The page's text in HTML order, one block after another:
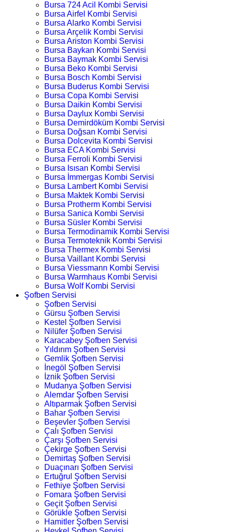
Bursa 724 Acil Kombi Servisi
Bursa Airfel Kombi Servisi
Bursa Alarko Kombi Servisi
Bursa Arçelik Kombi Servisi
Bursa Ariston Kombi Servisi
Bursa Baykan Kombi Servisi
Bursa Baymak Kombi Servisi
Bursa Beko Kombi Servisi
Bursa Bosch Kombi Servisi
Bursa Buderus Kombi Servisi
Bursa Copa Kombi Servisi
Bursa Daikin Kombi Servisi
Bursa Daylux Kombi Servisi
Bursa Demirdöküm Kombi Servisi
Bursa Doğsan Kombi Servisi
Bursa Dolcevita Kombi Servisi
Bursa ECA Kombi Servisi
Bursa Ferroli Kombi Servisi
Bursa Isısan Kombi Servisi
Bursa İmmergas Kombi Servisi
Bursa Lambert Kombi Servisi
Bursa Maktek Kombi Servisi
Bursa Protherm Kombi Servisi
Bursa Sanica Kombi Servisi
Bursa Süsler Kombi Servisi
Bursa Termodinamik Kombi Servisi
Bursa Termoteknik Kombi Servisi
Bursa Thermex Kombi Servisi
Bursa Vaillant Kombi Servisi
Bursa Viessmann Kombi Servisi
Bursa Warmhaus Kombi Servisi
Bursa Wolf Kombi Servisi
Şofben Servisi
Şofben Servisi
Gürsu Şofben Servisi
Kestel Şofben Servisi
Nilüfer Şofben Servisi
Karacabey Şofben Servisi
Yıldırım Şofben Servisi
Gemlik Şofben Servisi
İnegöl Şofben Servisi
İznik Şofben Servisi
Mudanya Şofben Servisi
Alemdar Şofben Servisi
Altıparmak Şofben Servisi
Bahar Şofben Servisi
Beşevler Şofben Servisi
Çalı Şofben Servisi
Çarşı Şofben Servisi
Çekirge Şofben Servisi
Demirtaş Şofben Servisi
Duaçınarı Şofben Servisi
Ertuğrul Şofben Servisi
Fethiye Şofben Servisi
Fomara Şofben Servisi
Geçit Şofben Servisi
Görükle Şofben Servisi
Hamitler Şofben Servisi